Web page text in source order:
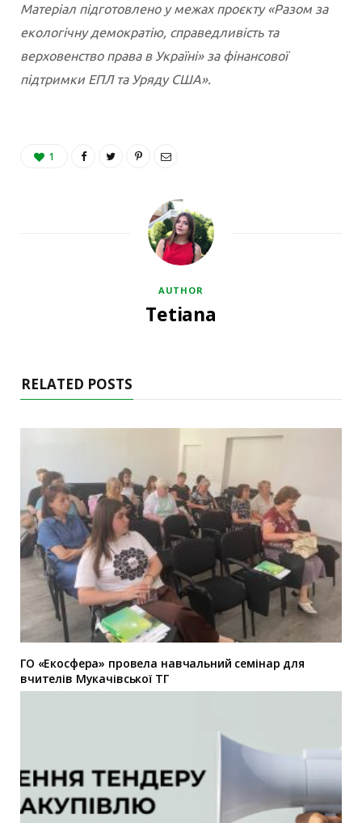
Матеріал підготовлено у межах проєкту «Разом за
екологічну демократію, справедливість та
верховенство права в Україні» за фінансової
підтримки ЕПЛ та Уряду США».
1
AUTHOR
Tetiana
RELATED POSTS
ГО «Екосфера» провела навчальний семінар для
вчителів Мукачівської ТГ